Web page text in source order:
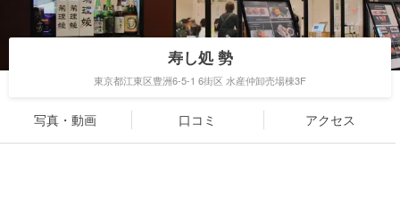
寿し処 勢
東京都江東区豊洲6-5-1 6街区 水産仲卸売場棟3F
写真・動画 口コミ アクセス